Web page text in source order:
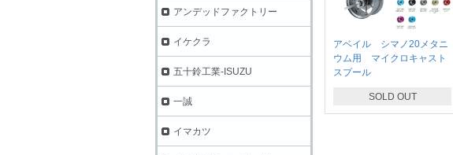
アベイル シマノ20メタニ
ウム用 マイクロキャスト
スプール
SOLD OUT
アンデッドファクトリー
イケクラ
五十鈴工業-ISUZU
一誠
イマカツ